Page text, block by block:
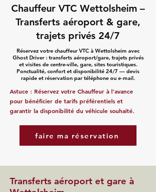
Chauffeur VTC Wettolsheim –
Transferts aéroport & gare,
trajets privés 24/7
Réservez votre chauffeur VTC à Wettolsheim avec
Ghost Driver : transferts aéroport/gare, trajets privés
et visites de centre-ville, gare, sites touristiques.
Ponctualité, confort et disponibilité 24/7 — devis
rapide et réservation par téléphone ou e‑mail.
Astuce : Réservez votre Chauffeur à l'avance
pour bénéficier de tarifs préférentiels et
garantir la disponibilité du véhicule souhaité.
faire ma réservation
Transferts aéroport et gare à